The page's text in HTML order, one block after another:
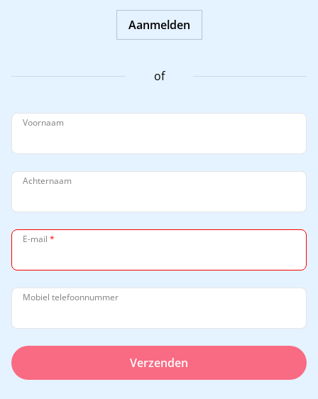
Aanmelden
of
Voornaam
Achternaam
E-mail *
Mobiel telefoonnummer
Verzenden